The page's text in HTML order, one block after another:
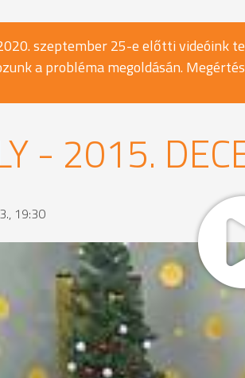
szeptember 25-e előtti videóink
a probléma megoldásán.
- 2015.
19:30